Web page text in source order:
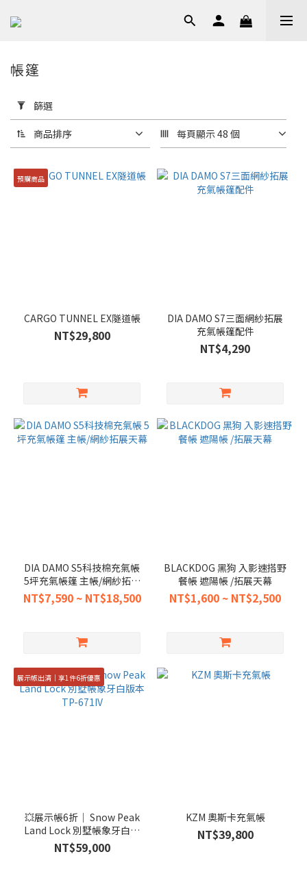
用
篩
選
(0/20)
品
帳篷
篩選
商品排序 每頁顯示 48 個
預購商品
CARGO TUNNEL EX隧道帳
NT$29,800
DIA DAMO S7三面網紗拓展
充氣帳篷配件
NT$4,290
DIA DAMO S5科技棉充氣帳
5坪充氣帳篷 主帳/網紗拓展
天幕
NT$7,590 ~ NT$18,500
BLACKDOG 黑狗 入影速搭野
餐帳 遮陽帳 /拓展天幕
NT$1,600 ~ NT$2,500
展示帳出清｜享1件6折優惠
💥展示帳6折｜ Snow Peak
Land Lock 別墅帳象牙白版
本TP-671IV
NT$59,000
KZM 奧斯卡充氣帳
NT$39,800